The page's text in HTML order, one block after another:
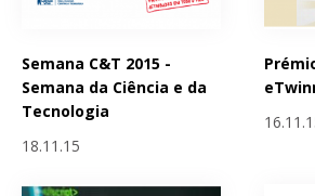
Semana C&T 2015 -
Semana da Ciência e da
Tecnologia
18.11.15